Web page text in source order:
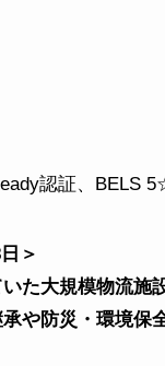
認証、BELS
＞
た大規模物流
や防災・環境保